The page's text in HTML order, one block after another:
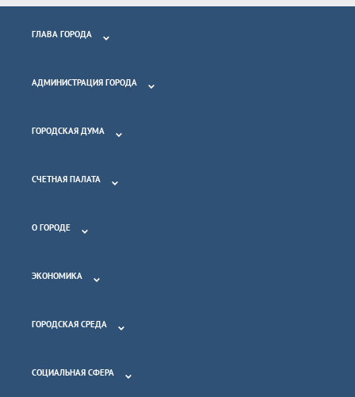
ГЛАВА ГОРОДА
АДМИНИСТРАЦИЯ ГОРОДА
ГОРОДСКАЯ ДУМА
СЧЕТНАЯ ПАЛАТА
О ГОРОДЕ
ЭКОНОМИКА
ГОРОДСКАЯ СРЕДА
СОЦИАЛЬНАЯ СФЕРА